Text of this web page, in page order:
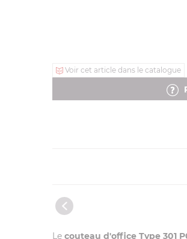
Voir cet article dans le catalogue
Le couteau d'office Type 301